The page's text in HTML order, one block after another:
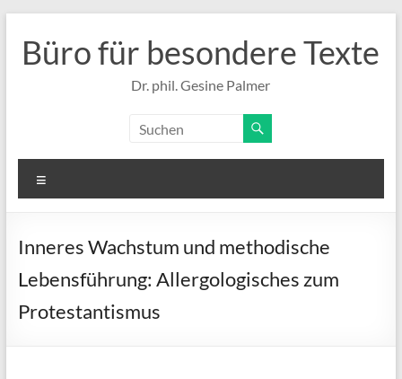
Inhalt
springen
Büro für besondere Texte
Dr. phil. Gesine Palmer
Inneres Wachstum und methodische
Lebensführung: Allergologisches zum
Protestantismus